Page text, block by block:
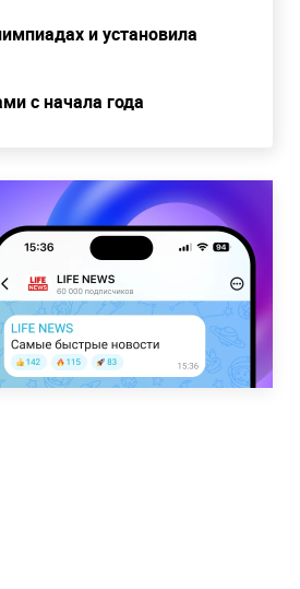
и установила
с начала года